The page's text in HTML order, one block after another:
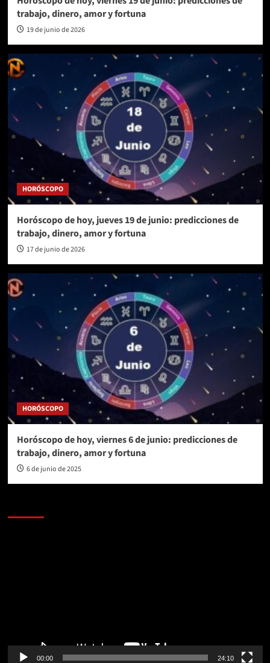
trabajo, dinero, amor y fortuna
19 de junio de 2026
HORÓSCOPO
Horóscopo de hoy, jueves 19 de junio: predicciones de
trabajo, dinero, amor y fortuna
17 de junio de 2026
HORÓSCOPO
Horóscopo de hoy, viernes 6 de junio: predicciones de
trabajo, dinero, amor y fortuna
6 de junio de 2025
00:00 24:10